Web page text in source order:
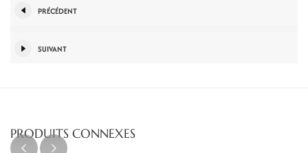
PRÉCÉDENT
SUIVANT
PRODUITS CONNEXES